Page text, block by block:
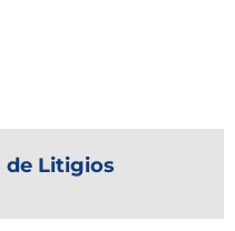
de Litigios